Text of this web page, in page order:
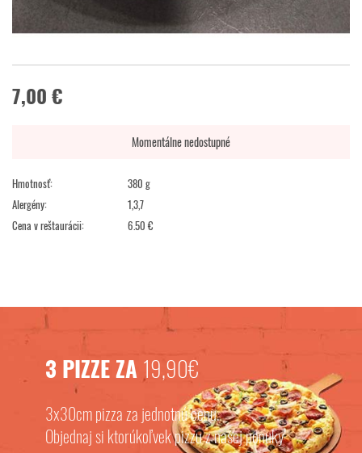
7,00 €
Momentálne nedostupné
Hmotnosť:
380 g
Alergény:
1,3,7
Cena v reštaurácii:
6.50 €
3 PIZZE ZA 19,90€
3x30cm pizza za jednotnú cenu.
Objednaj si ktorúkoľvek pizzu z našej ponuky